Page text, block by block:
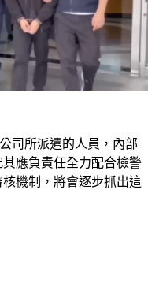
司所派遣的人員，內部
應負責任全力配合檢警
機制，將會逐步抓出這